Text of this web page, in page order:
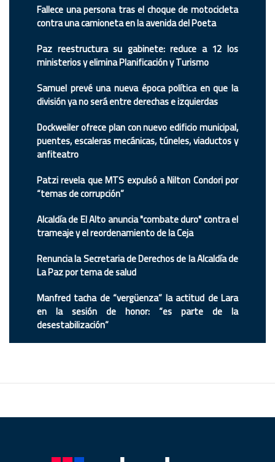
Fallece una persona tras el choque de motocicleta
contra una camioneta en la avenida del Poeta
Paz reestructura su gabinete: reduce a 12 los
ministerios y elimina Planificación y Turismo
Samuel prevé una nueva época política en que la
división ya no será entre derechas e izquierdas
Dockweiler ofrece plan con nuevo edificio municipal,
puentes, escaleras mecánicas, túneles, viaductos y
anfiteatro
Patzi revela que MTS expulsó a Nilton Condori por
“temas de corrupción”
Alcaldía de El Alto anuncia "combate duro" contra el
trameaje y el reordenamiento de la Ceja
Renuncia la Secretaria de Derechos de la Alcaldía de
La Paz por tema de salud
Manfred tacha de “vergüenza” la actitud de Lara
en la sesión de honor: “es parte de la
desestabilización”